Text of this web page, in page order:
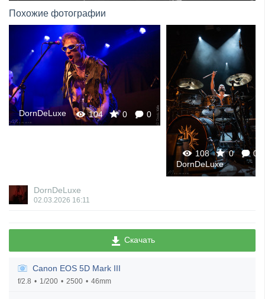
Похожие фотографии
0 0 116
DornDeLuxe
DornDeLuxe
02.03.2026 16:11
Скачать
Canon EOS 5D Mark III
f/2.8 1/200 2500 46mm